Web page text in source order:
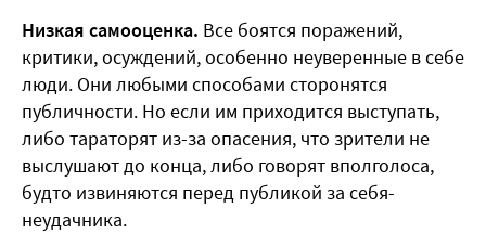
Низкая самооценка. Все боятся поражений,
критики, осуждений, особенно неуверенные в себе
люди. Они любыми способами сторонятся
публичности. Но если им приходится выступать,
либо тараторят из-за опасения, что зрители не
выслушают до конца, либо говорят вполголоса,
будто извиняются перед публикой за себя-
неудачника.